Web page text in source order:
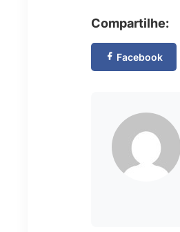
Compartilhe:
Facebook